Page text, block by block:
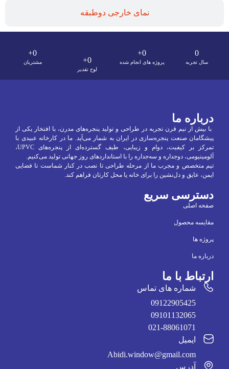
نمای خارجی دوطبقه
سال تجربه
0
پروژه های انجام شده
0
+
لوح تقدیر
0
+ مشتریان
0
+
درباره ما
با بیش از نیم قرن تجربه در طراحی و تولید پنجره‌های مدرن، با افتخار یکی از
پیشگامان صنعت پنجره‌سازی در ایران به شمار می‌آید. ما در کارخانه عبیدی با
تمرکز بر کیفیت، دوام و زیبایی، طیف گسترده‌ای از پنجره‌های UPVC،
آلومینیومی، دو‌جداره و سه‌جداره را با استانداردهای روز جهانی تولید می‌کنیم.
تیم متخصص و مجرب ما از مرحله طراحی تا نصب در کنار شماست تا فضایی
ایمن، عایق و دل‌نشین را برای خانه یا محل کارتان فراهم کند.
دسترسی سریع
صفحه اصلی
مقایسه محصول
پروژه ها
درباره ما
ارتباط با ما
شماره های تماس
09122905425
09101132065
021-88061071
ایمیل
Abidi.window@gmail.com
آدرس